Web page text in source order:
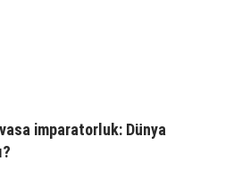
imparatorluk: Dünya